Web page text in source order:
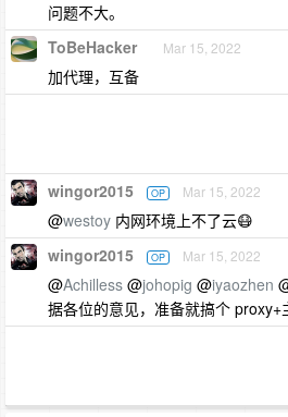
问题不大。
ToBeHacker Mar 15, 2022
加代理，互备
wingor2015 OP Mar 15, 2022
@westoy 内网环境上不了云😷
wingor2015 OP Mar 15, 2022
@Achilless @johopig @iyaozhen
据各位的意见，准备就搞个 proxy+